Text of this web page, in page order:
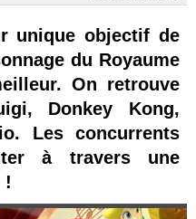
unique objectif de
du Royaume
On retrouve
Donkey Kong,
Les concurrents
à travers une
!